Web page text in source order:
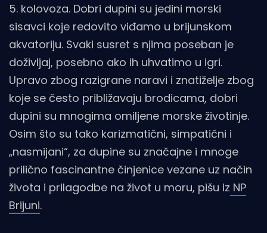
5. kolovoza. Dobri dupini su jedini morski
sisavci koje redovito viđamo u brijunskom
akvatoriju. Svaki susret s njima poseban je
doživljaj, posebno ako ih uhvatimo u igri.
Upravo zbog razigrane naravi i znatiželje zbog
koje se često približavaju brodicama, dobri
dupini su mnogima omiljene morske životinje.
Osim što su tako karizmatični, simpatični i
„nasmijani“, za dupine su značajne i mnoge
prilično fascinantne činjenice vezane uz način
života i prilagodbe na život u moru, pišu iz NP
Brijuni.